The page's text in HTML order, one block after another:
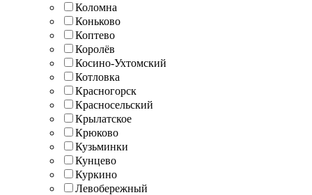
Коломна
Коньково
Коптево
Королёв
Косино-Ухтомский
Котловка
Красногорск
Красносельский
Крылатское
Крюково
Кузьминки
Кунцево
Куркино
Левобережный